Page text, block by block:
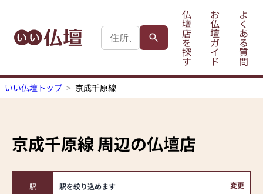
仏
壇
店
を
探
す
お
仏
壇
ガ
イ
ド
よ
く
あ
る
質
問
いい仏壇トップ 京成千原線
京成千原線周辺の仏壇店
駅 駅を絞り込めます 変更